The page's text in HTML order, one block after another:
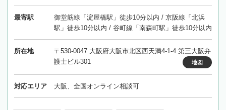
最寄駅
御堂筋線「淀屋橋駅」徒歩10分以内 / 京阪線「北浜
駅」徒歩10分以内 / 谷町線「南森町駅」徒歩10分以内
所在地
〒530-0047 大阪府大阪市北区西天満4-1-4 第三大阪弁
護士ビル301
地図
対応エリア 大阪、全国オンライン相談可